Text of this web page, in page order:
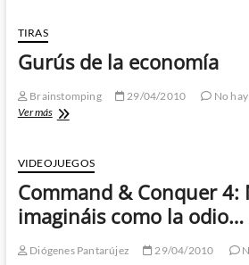
Larsson
TIRAS
Gurús de la economía
Brainstomping 29/04/2010
No
Ver másGurús
economía
VIDEOJUEGOS
Command & Conquer 4:
imagináis como la odio…
Diógenes Pantarújez 29/04/2010